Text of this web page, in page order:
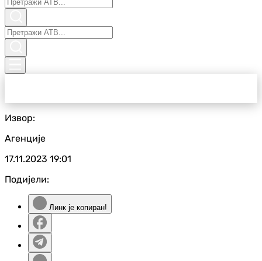
Извор:
Агенције
17.11.2023 19:01
Подијели:
Линк је копиран!